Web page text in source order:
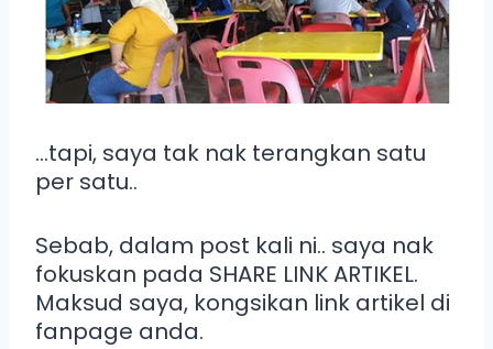
…tapi, saya tak nak terangkan satu
per satu..
Sebab, dalam post kali ni.. saya nak
fokuskan pada SHARE LINK ARTIKEL.
Maksud saya, kongsikan link artikel di
fanpage anda.